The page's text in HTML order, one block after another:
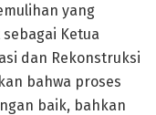
yang
Ketua
dan Rekonstruksi
bahwa proses
baik, bahkan